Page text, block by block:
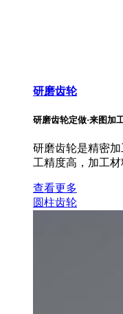
研磨齿轮
研磨齿轮定做·来图加
研磨齿轮是精密
工精度高，加工材
查看更多
圆柱齿轮